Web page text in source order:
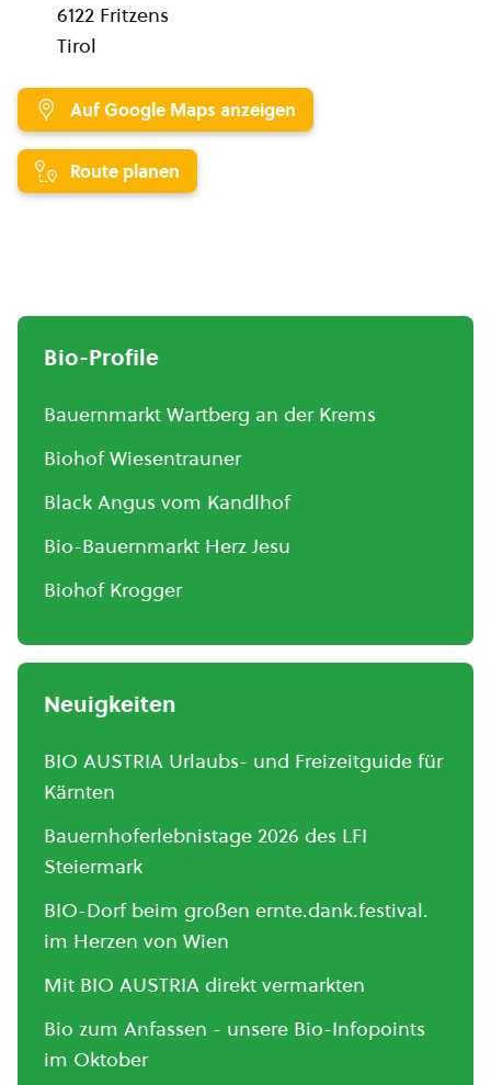
6122 Fritzens
Tirol
Auf Google Maps anzeigen
Route planen
Bio-Profile
Bauernmarkt Wartberg an der Krems
Biohof Wiesentrauner
Black Angus vom Kandlhof
Bio-Bauernmarkt Herz Jesu
Biohof Krogger
Neuigkeiten
BIO AUSTRIA Urlaubs- und Freizeitguide für
Kärnten
Bauernhoferlebnistage 2026 des LFI
Steiermark
BIO-Dorf beim großen ernte.dank.festival.
im Herzen von Wien
Mit BIO AUSTRIA direkt vermarkten
Bio zum Anfassen - unsere Bio-Infopoints
im Oktober